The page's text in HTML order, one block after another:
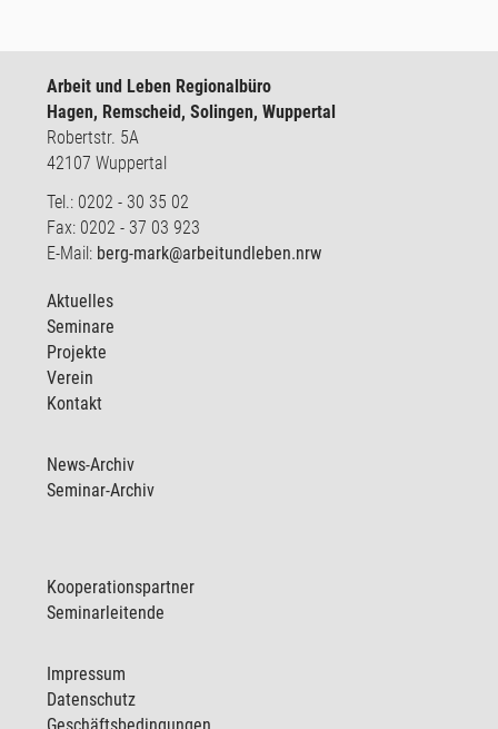
Arbeit und Leben Regionalbüro
Hagen, Remscheid, Solingen, Wuppertal
Robertstr. 5A
42107 Wuppertal
Tel.: 0202 - 30 35 02
Fax: 0202 - 37 03 923
E-Mail: berg-mark@arbeitundleben.nrw
Aktuelles
Seminare
Projekte
Verein
Kontakt
News-Archiv
Seminar-Archiv
Kooperationspartner
Seminarleitende
Impressum
Datenschutz